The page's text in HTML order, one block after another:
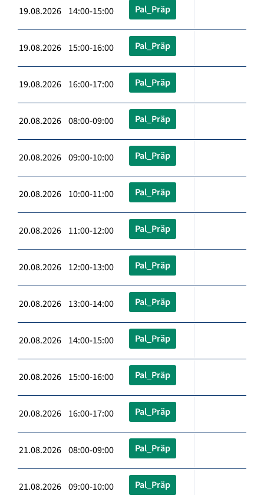
19.08.2026 14:00-15:00 Pal_Präp
19.08.2026 15:00-16:00 Pal_Präp
19.08.2026 16:00-17:00 Pal_Präp
20.08.2026 08:00-09:00 Pal_Präp
20.08.2026 09:00-10:00 Pal_Präp
20.08.2026 10:00-11:00 Pal_Präp
20.08.2026 11:00-12:00 Pal_Präp
20.08.2026 12:00-13:00 Pal_Präp
20.08.2026 13:00-14:00 Pal_Präp
20.08.2026 14:00-15:00 Pal_Präp
20.08.2026 15:00-16:00 Pal_Präp
20.08.2026 16:00-17:00 Pal_Präp
21.08.2026 08:00-09:00 Pal_Präp
21.08.2026 09:00-10:00 Pal_Präp